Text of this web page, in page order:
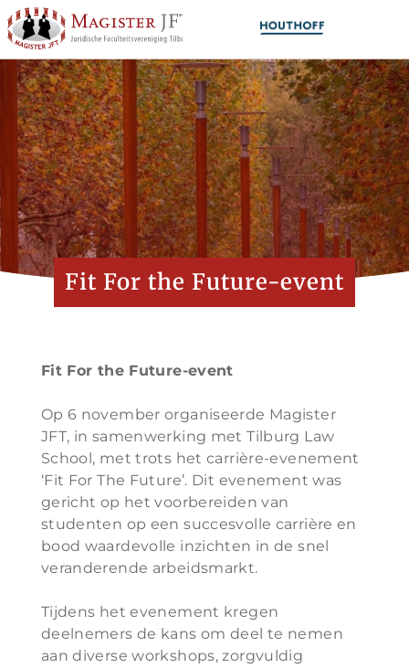
Fit For the Future-event
Fit For the Future-event
Op 6 november organiseerde Magister
JFT, in samenwerking met Tilburg Law
School, met trots het carrière-evenement
‘Fit For The Future’. Dit evenement was
gericht op het voorbereiden van
studenten op een succesvolle carrière en
bood waardevolle inzichten in de snel
veranderende arbeidsmarkt.
Tijdens het evenement kregen
deelnemers de kans om deel te nemen
aan diverse workshops, zorgvuldig